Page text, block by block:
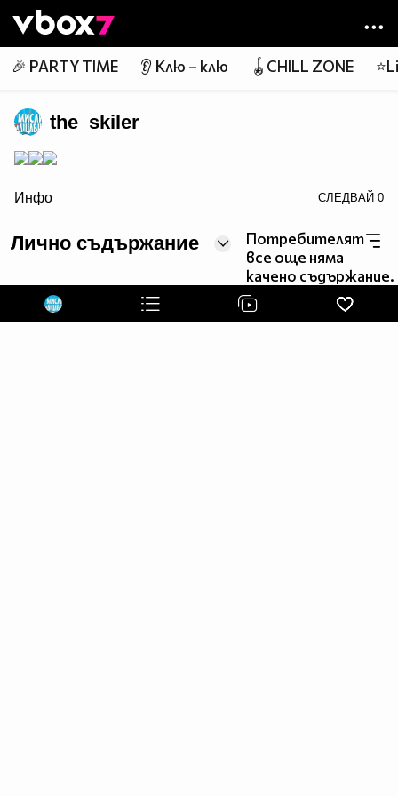
👾
🎉 PARTY TIME 👂 Клю – клю 🪀CHILL ZONE
the_skiler
Инфо СЛЕДВАЙ 0
Лично съдържание
Потребителят
все още няма
качено съдържание.